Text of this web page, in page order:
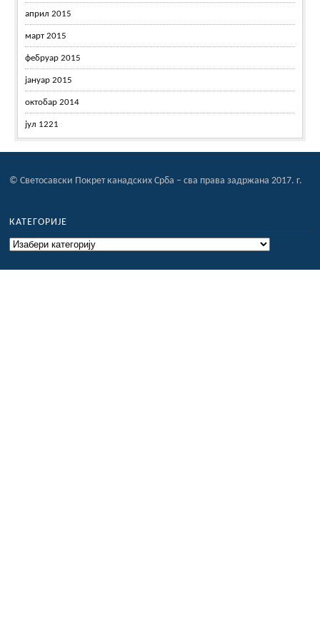
април 2015
март 2015
фебруар 2015
јануар 2015
октобар 2014
јул 1221
© Светосавски Покрет канадских Срба – сва права задржана 2017. г.
КАТЕГОРИЈЕ
Категорије